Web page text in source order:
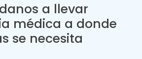
a llevar
médica a donde
se necesita